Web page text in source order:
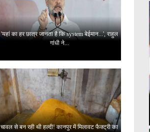
'यहां का हर छात्र जानता है कि system बेईमान...', राहुल
गांधी ने...
चावल से बन रही थी हल्दी! कानपुर में मिलावट फैक्ट्री का